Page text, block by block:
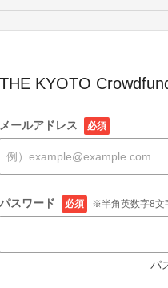
THE KYOTO
メールアドレス 必須
パスワード 必須 ※半角英数字8文
パ